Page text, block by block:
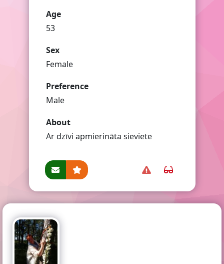
Age
53
Sex
Female
Preference
Male
About
Ar dzīvi apmierināta sieviete